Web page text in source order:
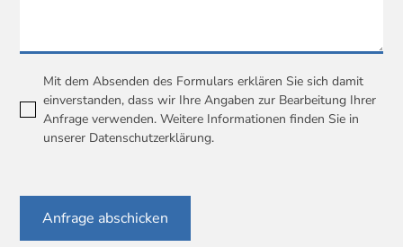
Mit dem Absenden des Formulars erklären Sie sich damit
einverstanden, dass wir Ihre Angaben zur Bearbeitung Ihrer
Anfrage verwenden. Weitere Informationen finden Sie in
unserer Datenschutzerklärung.